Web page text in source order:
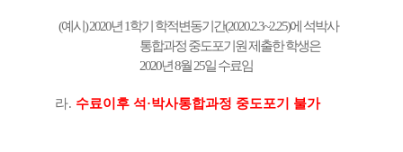
(예시 ) 2020년1학기 학적변동기간(2020.2.3~2.25)에 석박사
통합과정 중도포기원 제출한 학생은
2020년8월25일 수료임
라. 수료이후 석·박사통합과정 중도포기 불가